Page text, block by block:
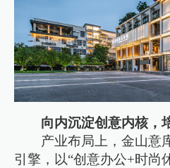
向内沉淀创意内核，
产业布局上，金山意
引擎，以“创意办公+时尚